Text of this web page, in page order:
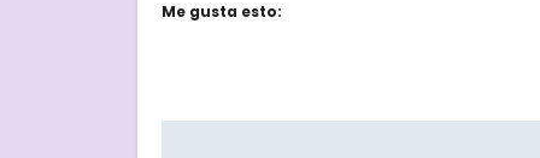
Me gusta esto: